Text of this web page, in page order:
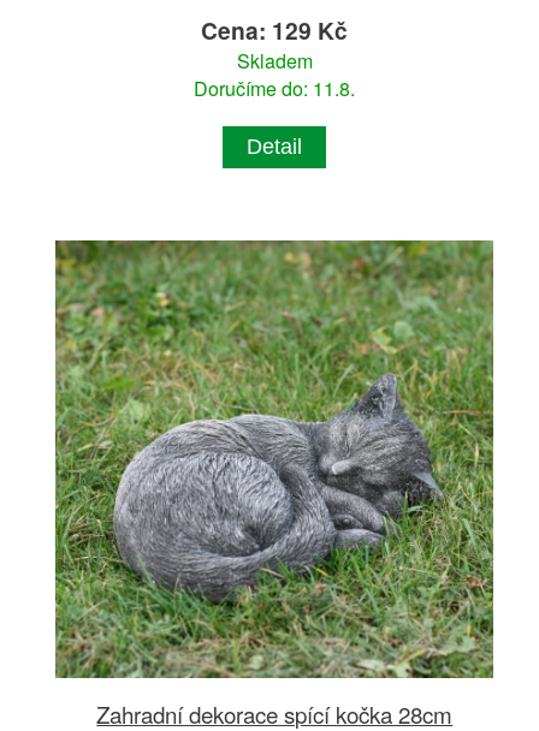
Cena: 129 Kč
Skladem
Doručíme do: 11.8.
Detail
Zahradní dekorace spící kočka 28cm